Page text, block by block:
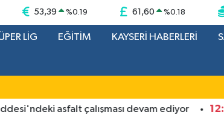
53,39 %0.19 61,60 %0.18
LİG EĞİTİM KAYSERİ HABERLERİ
asfalt çalışması devam ediyor 12:33